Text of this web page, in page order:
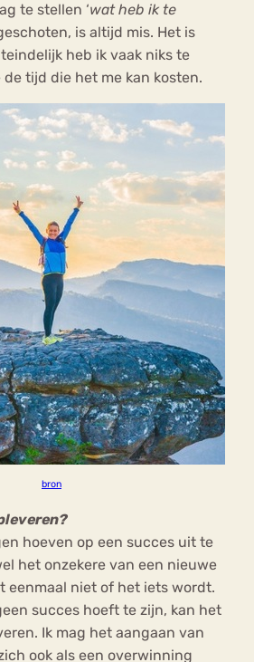
te stellen ‘wat heb ik te
is altijd mis. Het is
heb ik vaak niks te
tijd die het me kan kosten.
bron
hoeven op een succes uit te
het onzekere van een nieuwe
eenmaal niet of het iets wordt.
succes hoeft te zijn, kan het
Ik mag het aangaan van
ook als een overwinning